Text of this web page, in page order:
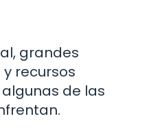
grandes
recursos
de las